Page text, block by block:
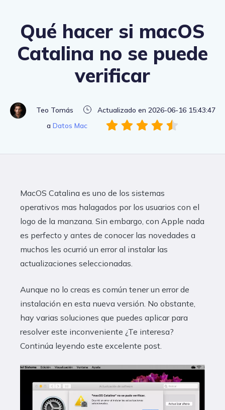
Qué hacer si macOS
Catalina no se puede
verificar
Teo Tomás
Actualizado en 2026-06-16 15:43:47
a Datos Mac
MacOS Catalina es uno de los sistemas
operativos mas halagados por los usuarios con el
logo de la manzana. Sin embargo, con Apple nada
es perfecto y antes de conocer las novedades a
muchos les ocurrió un error al instalar las
actualizaciones seleccionadas.
Aunque no lo creas es común tener un error de
instalación en esta nueva versión. No obstante,
hay varias soluciones que puedes aplicar para
resolver este inconveniente ¿Te interesa?
Continúa leyendo este excelente post.